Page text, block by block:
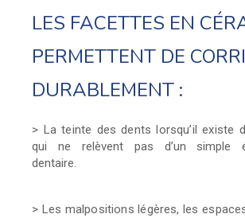
LES FACETTES EN
PERMETTENT DE
DURABLEMENT :
> La teinte des dents lorsqu’il existe
qui nerelèvent pas d’un simple
dentaire.
> Les malpositions légères, les